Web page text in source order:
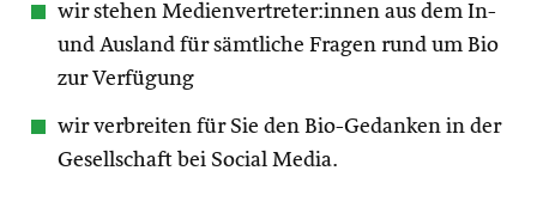
wir stehen Medienvertreter:innen aus dem In-
und Ausland für sämtliche Fragen rund um Bio
zur Verfügung
wir verbreiten für Sie den Bio-Gedanken in der
Gesellschaft bei Social Media.